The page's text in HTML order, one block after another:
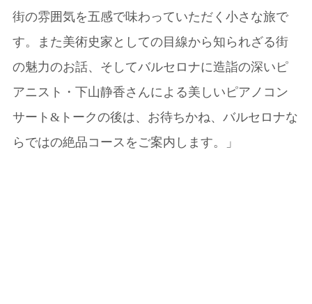
街の雰囲気を五感で味わっていただく小さな旅で
す。また美術史家としての目線から知られざる街
の魅力のお話、そしてバルセロナに造詣の深いピ
アニスト・下山静香さんによる美しいピアノコン
サート&トークの後は、お待ちかね、バルセロナな
らではの絶品コースをご案内します。」